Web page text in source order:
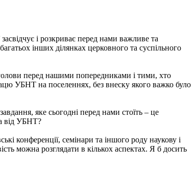
і розкриває перед нами важливе та
інших ділянках церковного та суспільного
перед нашими попередниками і тими, хто
УБНТ на поселеннях, без внеску якого важко було
яке сьогодні перед нами стоїть – це
від УБНТ?
конференції, семінари та іншого роду наукову і
можна розглядати в кількох аспектах. Я б досить